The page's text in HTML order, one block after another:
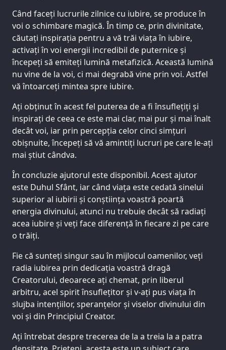
Când faceți lucrurile zilnice cu iubire, se produce în
voi o schimbare magică. În timp ce, prin divinitate,
căutați inspirația pentru a vă trăi viața în iubire,
activați în voi energii incredibil de puternice și
începeți să emiteți lumină metafizică. Această lumină
nu vine de la voi, ci mai degrabă vine prin voi. Astfel
vă întoarceți mintea spre iubire.
Ați obținut în acest fel puterea de a fi însuflețiți și
inspirați de ceea ce este mai clar, mai pur și mai înalt
decât voi, iar prin percepția celor cinci simțuri
obișnuite, începeți să vă amintiți lucruri pe care le-ați
mai știut cândva.
În concluzie ajutorul este disponibil. Acest ajutor
este Duhul Sfânt, iar când viața este cedată sinelui
superior al iubirii și conștiința voastră poartă
energia divinului, atunci nu trebuie decât să radiați
acea iubire și veți face diferență în fiecare zi pe care
o trăiți.
Fie că sunteți singur sau în mijlocul oamenilor, veți
radia iubirea prin dedicația voastră dragă
Creatorului, deoarece ați chemat, prin liberul
arbitru, acel spirit însuflețitor și v-ați pus viața în
slujba intențiilor, speranțelor și viselor divinului din
voi și din Principiul Creator.
Ați întrebat despre trecerea de la a treia la a patra